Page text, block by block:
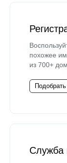
похожее
из 700+
Служба